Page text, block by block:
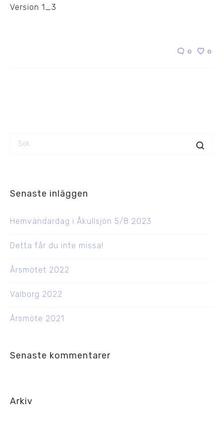
Version 1_3
0 0
Senaste inläggen
Hemvändardag i Åkullsjön 5/8 2023
Detta får du inte missa!
Årsmötet 2022
Valborg 2022
Årsmöte 2021
Senaste kommentarer
Arkiv